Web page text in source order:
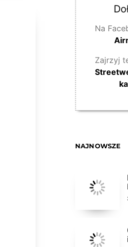
Na
Zajrzyj
NAJNOWSZE